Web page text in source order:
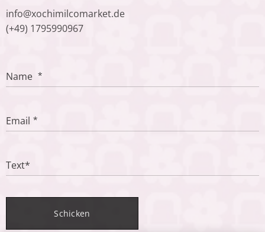
info@xochimilcomarket.de
(+49) 1795990967
Name
Email
Text*
Schicken